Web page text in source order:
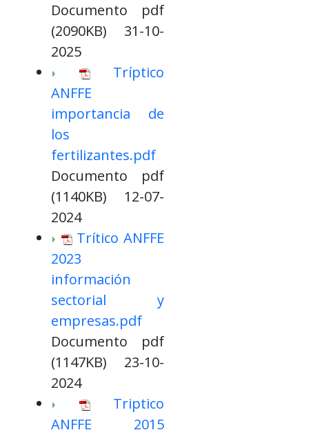
Documento pdf
(2090KB) 31-10-
2025
Tríptico
ANFFE
importancia de
los
fertilizantes.pdf
Documento pdf
(1140KB) 12-07-
2024
Trítico ANFFE
2023
información
sectorial y
empresas.pdf
Documento pdf
(1147KB) 23-10-
2024
Triptico
ANFFE 2015